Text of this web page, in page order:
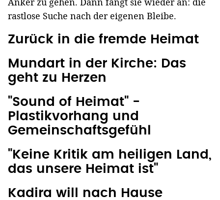
rastlose Suche nach der eigenen Bleibe.
Zurück in die fremde Heimat
Mundart in der Kirche: Das
geht zu Herzen
"Sound of Heimat" -
Plastikvorhang und
Gemeinschaftsgefühl
"Keine Kritik am heiligen Land,
das unsere Heimat ist"
Kadira will nach Hause